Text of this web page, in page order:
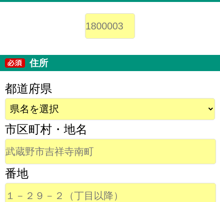
住所
都道府県
市区町村・地名
番地